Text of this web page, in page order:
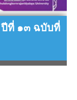
ที่ ๑๓ ฉบับที่